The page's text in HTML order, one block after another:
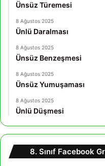
Ünsüz Türemesi
8 Ağustos 2025
Ünlü Daralması
8 Ağustos 2025
Ünsüz Benzeşmesi
8 Ağustos 2025
Ünsüz Yumuşaması
8 Ağustos 2025
Ünlü Düşmesi
8. Sınıf Facebook